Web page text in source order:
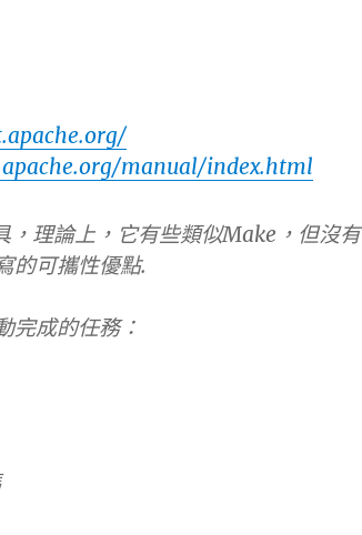
manual/index.html
，理論上，它有些類似Make，但沒有
的可攜性優點.
完成的任務：